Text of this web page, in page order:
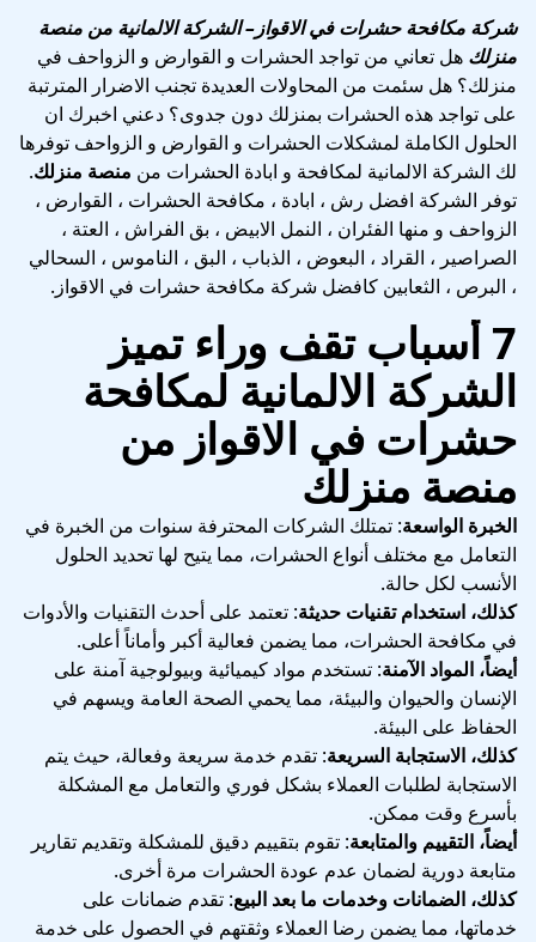
شركة مكافحة حشرات في الاقواز– الشركة الالمانية من منصة
منزلك هل تعاني من تواجد الحشرات و القوارض و الزواحف في
منزلك؟ هل سئمت من المحاولات العديدة تجنب الاضرار المترتبة
على تواجد هذه الحشرات بمنزلك دون جدوى؟ دعني اخبرك ان
الحلول الكاملة لمشكلات الحشرات و القوارض و الزواحف توفرها
لك الشركة الالمانية لمكافحة و ابادة الحشرات من منصة منزلك.
توفر الشركة افضل رش ، ابادة ، مكافحة الحشرات ، القوارض ،
الزواحف و منها الفئران ، النمل الابيض ، بق الفراش ، العتة ،
الصراصير ، القراد ، البعوض ، الذباب ، البق ، الناموس ، السحالي
، البرص ، الثعابين كافضل شركة مكافحة حشرات في الاقواز.
7 أسباب تقف وراء تميز
الشركة الالمانية لمكافحة
حشرات في الاقواز من
منصة منزلك
الخبرة الواسعة: تمتلك الشركات المحترفة سنوات من الخبرة في
التعامل مع مختلف أنواع الحشرات، مما يتيح لها تحديد الحلول
الأنسب لكل حالة.
كذلك، استخدام تقنيات حديثة: تعتمد على أحدث التقنيات والأدوات
في مكافحة الحشرات، مما يضمن فعالية أكبر وأماناً أعلى.
أيضاً، المواد الآمنة: تستخدم مواد كيميائية وبيولوجية آمنة على
الإنسان والحيوان والبيئة، مما يحمي الصحة العامة ويسهم في
الحفاظ على البيئة.
كذلك، الاستجابة السريعة: تقدم خدمة سريعة وفعالة، حيث يتم
الاستجابة لطلبات العملاء بشكل فوري والتعامل مع المشكلة
بأسرع وقت ممكن.
أيضاً، التقييم والمتابعة: تقوم بتقييم دقيق للمشكلة وتقديم تقارير
متابعة دورية لضمان عدم عودة الحشرات مرة أخرى.
كذلك، الضمانات وخدمات ما بعد البيع: تقدم ضمانات على
خدماتها، مما يضمن رضا العملاء وثقتهم في الحصول على خدمة